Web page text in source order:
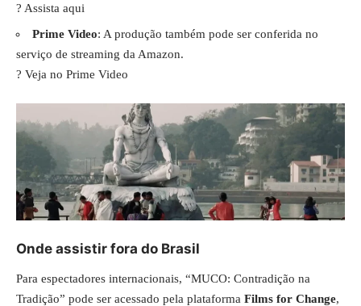
? Assista aqui
Prime Video: A produção também pode ser conferida no
serviço de streaming da Amazon.
? Veja no Prime Video
Onde assistir fora do Brasil
Para espectadores internacionais, “MUCO: Contradição na
Tradição” pode ser acessado pela plataforma Films for Change,